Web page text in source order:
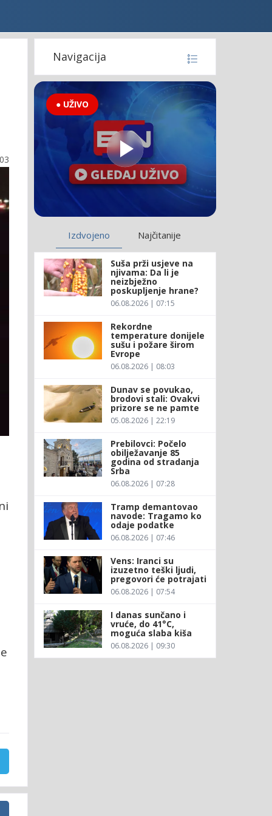
Navigacija
● UŽIVO
Izdvojeno Najčitanije
Suša prži usjeve na
njivama: Da li je
neizbježno
poskupljenje hrane?
06.08.2026 | 07:15
Rekordne
temperature donijele
sušu i požare širom
Evrope
06.08.2026 | 08:03
Dunav se povukao,
brodovi stali: Ovakvi
prizore se ne pamte
05.08.2026 | 22:19
Prebilovci: Počelo
obilježavanje 85
godina od stradanja
Srba
06.08.2026 | 07:28
Tramp demantovao
navode: Tragamo ko
odaje podatke
06.08.2026 | 07:46
Vens: Iranci su
izuzetno teški ljudi,
pregovori će potrajati
06.08.2026 | 07:54
I danas sunčano i
vruće, do 41°C,
moguća slaba kiša
06.08.2026 | 09:30